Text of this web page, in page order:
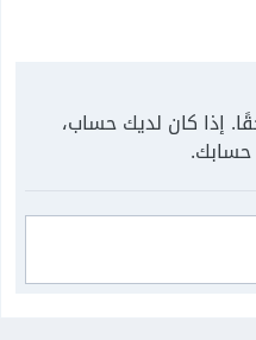
إذا كان لديك حساب،
حسابك.